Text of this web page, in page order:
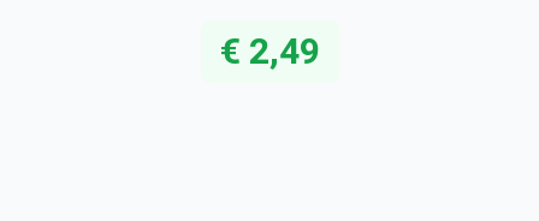
€ 2,49